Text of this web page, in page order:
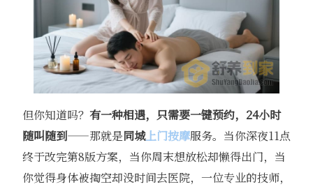
但你知道吗？ 有一种相遇，只需要一键预约，24小时
随叫随到——那就是同城上门按摩服务。当你深夜11点
终于改完第8版方案，当你周末想放松却懒得出门，当
你觉得身体被掏空却没时间去医院，一位专业的技师，